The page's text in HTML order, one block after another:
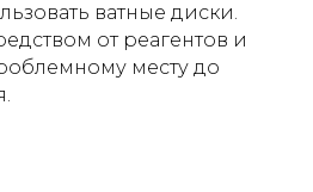
ватные диски.
от реагентов и
месту до